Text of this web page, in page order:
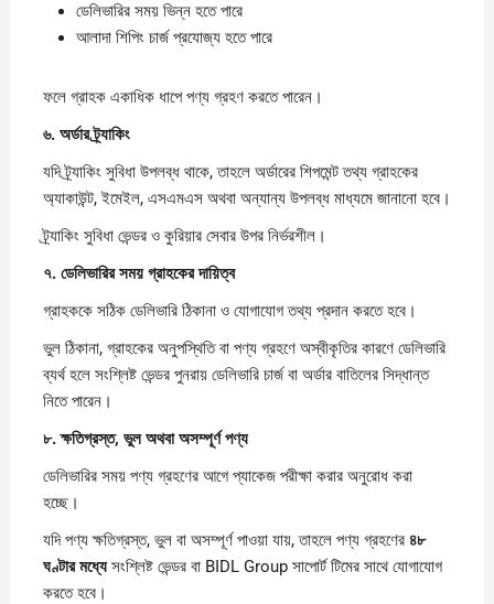
ডেলিভারির সময় ভিন্ন হতে পারে
আলাদা শিপিং চার্জ প্রযোজ্য হতে পারে
ফলে গ্রাহক একাধিক ধাপে পণ্য গ্রহণ করতে পারেন।
৬. অর্ডারট্র্যাকিং
যদি ট্র্যাকিং সুবিধা উপলব্ধ থাকে, তাহলে অর্ডারের শিপমেন্ট তথ্য গ্রাহকের
অ্যাকাউন্ট, ইমেইল, এসএমএস অথবা অন্যান্য উপলব্ধ মাধ্যমে জানানো হবে।
ট্র্যাকিং সুবিধা ভেন্ডর ও কুরিয়ার সেবার উপর নির্ভরশীল।
৭. ডেলিভারিরসময়গ্রাহকেরদায়িত্ব
গ্রাহককে সঠিক ডেলিভারি ঠিকানা ও যোগাযোগ তথ্য প্রদান করতে হবে।
ভুল ঠিকানা, গ্রাহকের অনুপস্থিতি বা পণ্য গ্রহণে অস্বীকৃতির কারণে ডেলিভারি
ব্যর্থ হলে সংশ্লিষ্ট ভেন্ডর পুনরায় ডেলিভারি চার্জ বা অর্ডার বাতিলের সিদ্ধান্ত
নিতে পারেন।
৮.ক্ষতিগ্রস্ত, ভুলঅথবাঅসম্পূর্ণপণ্য
ডেলিভারির সময় পণ্য গ্রহণের আগে প্যাকেজ পরীক্ষা করার অনুরোধ করা
হচ্ছে।
যদি পণ্য ক্ষতিগ্রস্ত, ভুল বা অসম্পূর্ণ পাওয়া যায়, তাহলে পণ্য গ্রহণের ৪৮
ঘণ্টারমধ্যেসংশ্লিষ্ট ভেন্ডর বা BIDL Group সাপোর্ট টিমের সাথে যোগাযোগ
করতে হবে।